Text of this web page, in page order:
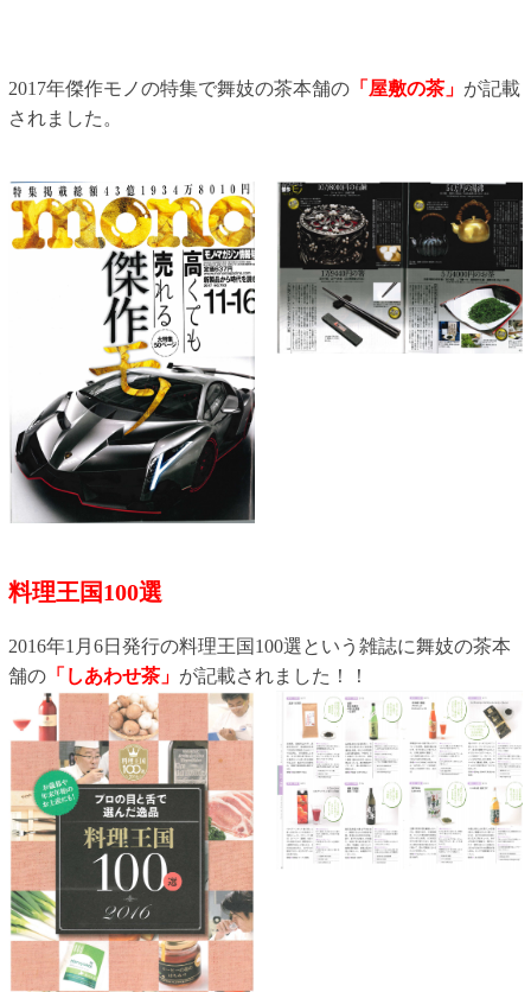
2017年傑作モノの特集で舞妓の茶本舗の「屋敷の茶」 が記載
されました。
料理王国100選
2016年1月6日発行の料理王国100選という雑誌に舞妓の茶本
舗の「しあわせ茶」 が記載されました！！